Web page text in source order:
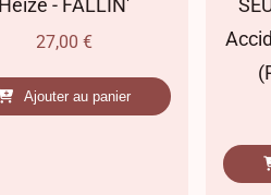
Heize - FALLIN'
27,00 €
Ajouter au panier